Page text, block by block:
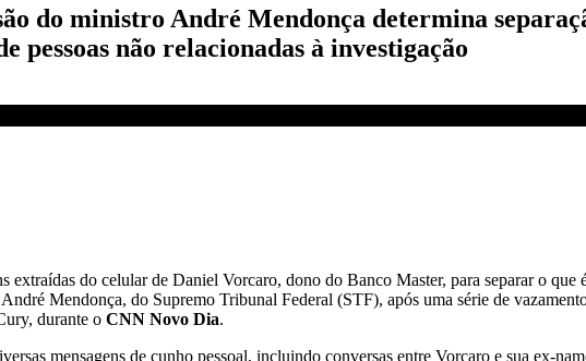
do ministro André Mendonça determina
pessoas não relacionadas à investigação
extraídas do celular de Daniel Vorcaro, dono do Banco Master, para separar o
Mendonça, do Supremo Tribunal Federal (STF), após uma série de
durante o CNN Novo Dia.
mensagens de cunho pessoal, incluindo conversas entre Vorcaro e sua ex-